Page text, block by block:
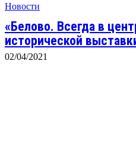
Новости
«Белово. Всегда в
исторической
02/04/2021